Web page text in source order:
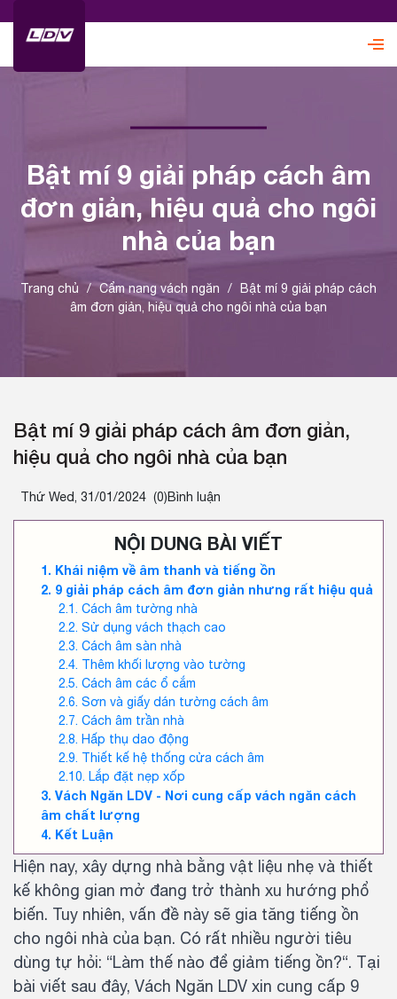
Bật mí 9 giải pháp cách âm
đơn giản, hiệu quả cho ngôi
nhà của bạn
Trang chủ / Cẩm nang vách ngăn / Bật mí 9 giải pháp cách
âm đơn giản, hiệu quả cho ngôi nhà của bạn
Bật mí 9 giải pháp cách âm đơn giản,
hiệu quả cho ngôi nhà của bạn
Thứ Wed, 31/01/2024 (0)Bình luận
NỘI DUNG BÀI VIẾT
Khái niệm về âm thanh và tiếng ồn
9 giải pháp cách âm đơn giản nhưng rất hiệu quả
Cách âm tường nhà
Sử dụng vách thạch cao
Cách âm sàn nhà
Thêm khối lượng vào tường
Cách âm các ổ cắm
Sơn và giấy dán tường cách âm
Cách âm trần nhà
Hấp thụ dao động
Thiết kế hệ thống cửa cách âm
Lắp đặt nẹp xốp
Vách Ngăn LDV - Nơi cung cấp vách ngăn cách
âm chất lượng
Kết Luận
Hiện nay, xây dựng nhà bằng vật liệu nhẹ và thiết
kế không gian mở đang trở thành xu hướng phổ
biến. Tuy nhiên, vấn đề này sẽ gia tăng tiếng ồn
cho ngôi nhà của bạn. Có rất nhiều người tiêu
dùng tự hỏi: “Làm thế nào để giảm tiếng ồn?“. Tại
bài viết sau đây, Vách Ngăn LDV xin cung cấp 9